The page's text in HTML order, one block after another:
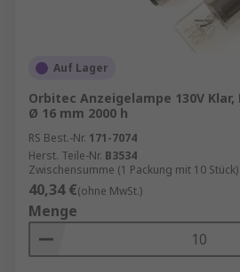
Auf Lager
Orbitec Anzeigelampe 130V Klar,
Ø 16 mm 2000 h
RS Best.-Nr. 171-7074
Herst. Teile-Nr. B3534
Zwischensumme (1 Packung mit 10 Stück)
40,34 €(ohne MwSt.)
Menge